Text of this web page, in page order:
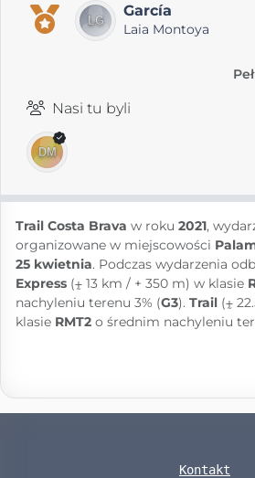
García
Laia Montoya
Nasi tu byli
Trail Costa Brava w roku 2021,
organizowane w miejscowości
25 kwietnia. Podczas wydarzenia
Express (⨦ 13 km / + 350 m) w klasie
nachyleniu terenu 3% (G3). Trail (⨦
klasie RMT2 o średnim nachyleniu
Kontakt